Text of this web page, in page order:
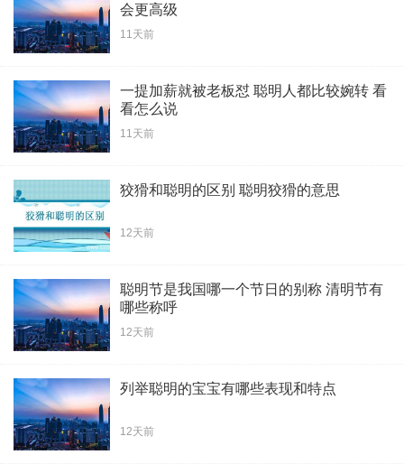
会更高级
11天前
一提加薪就被老板怼 聪明人都比较婉转 看
看怎么说
11天前
狡猾和聪明的区别 聪明狡猾的意思
12天前
聪明节是我国哪一个节日的别称 清明节有
哪些称呼
12天前
列举聪明的宝宝有哪些表现和特点
12天前